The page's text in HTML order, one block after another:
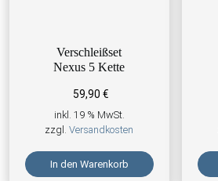
Verschleißset
Nexus 5 Kette
59,90€
inkl. 19 % MwSt.
zzgl.Versandkosten
In den Warenkorb